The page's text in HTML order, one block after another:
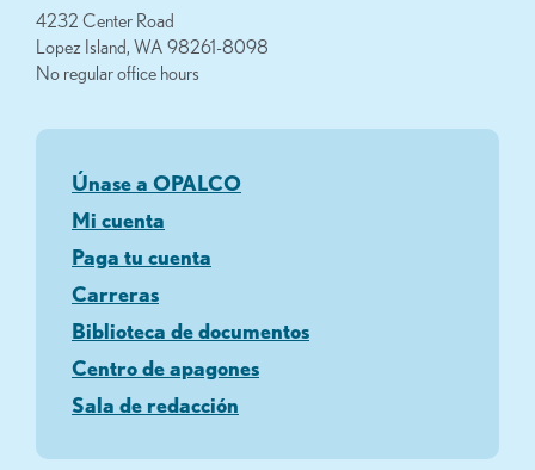
4232 Center Road
Lopez Island, WA 98261-8098
No regular office hours
Únase a OPALCO
Mi cuenta
Paga tu cuenta
Carreras
Biblioteca de documentos
Centro de apagones
Sala de redacción